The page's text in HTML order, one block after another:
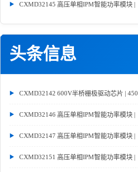
CXMD32145 高压单相IPM智能功率模块 |
头条信息
CXMD32142 600V半桥栅极驱动芯片 | 450
CXMD32146 高压单相IPM智能功率模块 |
CXMD32147 高压单相IPM智能功率模块 |
CXMD32151 高压单相IPM智能功率模块 |